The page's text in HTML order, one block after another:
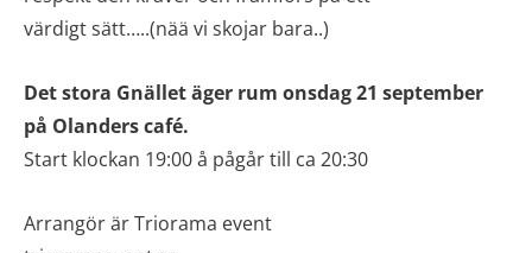
värdigt sätt…..(nää vi skojar bara..)
Det stora Gnället äger rum onsdag 21 september
på Olanders café.
Start klockan 19:00 å pågår till ca 20:30
Arrangör är Triorama event